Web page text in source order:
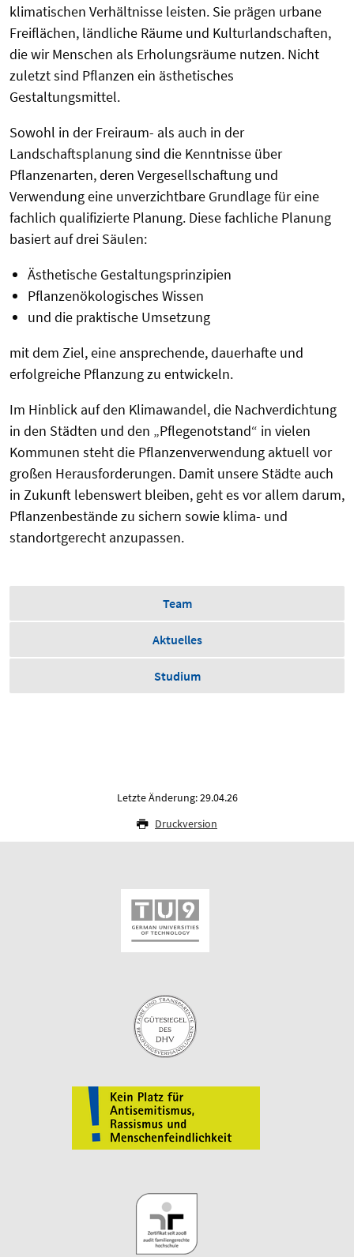
klimatischen Verhältnisse leisten. Sie prägen urbane
Freiflächen, ländliche Räume und Kulturlandschaften,
die wir Menschen als Erholungsräume nutzen. Nicht
zuletzt sind Pflanzen ein ästhetisches
Gestaltungsmittel.
Sowohl in der Freiraum- als auch in der
Landschaftsplanung sind die Kenntnisse über
Pflanzenarten, deren Vergesellschaftung und
Verwendung eine unverzichtbare Grundlage für eine
fachlich qualifizierte Planung. Diese fachliche Planung
basiert auf drei Säulen:
Ästhetische Gestaltungsprinzipien
Pflanzenökologisches Wissen
und die praktische Umsetzung
mit dem Ziel, eine ansprechende, dauerhafte und
erfolgreiche Pflanzung zu entwickeln.
Im Hinblick auf den Klimawandel, die Nachverdichtung
in den Städten und den „Pflegenotstand“ in vielen
Kommunen steht die Pflanzenverwendung aktuell vor
großen Herausforderungen. Damit unsere Städte auch
in Zukunft lebenswert bleiben, geht es vor allem darum,
Pflanzenbestände zu sichern sowie klima- und
standortgerecht anzupassen.
Team
Aktuelles
Studium
Letzte Änderung: 29.04.26
Druckversion